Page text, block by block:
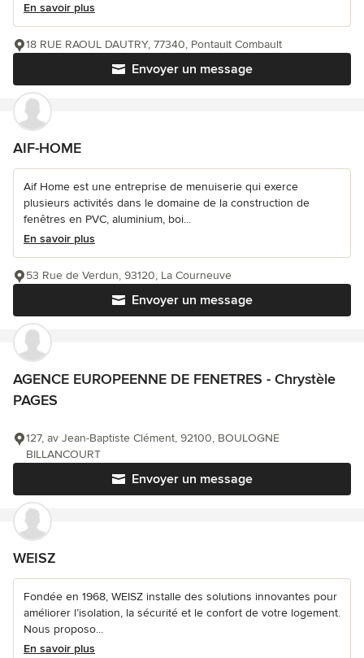
En savoir plus
Envoyer un message
18 RUE RAOUL DAUTRY, 77340, Pontault Combault
AIF-HOME
Aif Home est une entreprise de menuiserie qui exerce
plusieurs activités dans le domaine de la construction de
fenêtres en PVC, aluminium, boi...
En savoir plus
Envoyer un message
53 Rue de Verdun, 93120, La Courneuve
AGENCE EUROPEENNE DE FENETRES - Chrystèle
PAGES
Envoyer un message
127, av Jean-Baptiste Clément, 92100, BOULOGNE
BILLANCOURT
WEISZ
Fondée en 1968, WEISZ installe des solutions innovantes pour
améliorer l’isolation, la sécurité et le confort de votre logement.
Nous proposo...
En savoir plus